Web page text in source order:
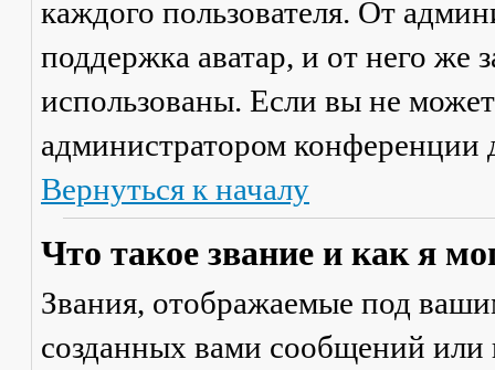
каждого пользователя. От
поддержка аватар, и от него же
использованы. Если вы не
администратором конференции
Вернуться к началу
Что такое звание и как я
Звания, отображаемые под
созданных вами сообщений